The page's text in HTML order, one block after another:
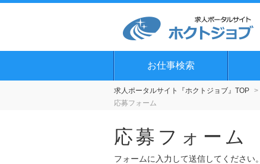
お仕事検索
求人ポータルサイト『ホクトジョブ』TOP
応募フォーム
応募フォーム
フォームに入力して送信してください。